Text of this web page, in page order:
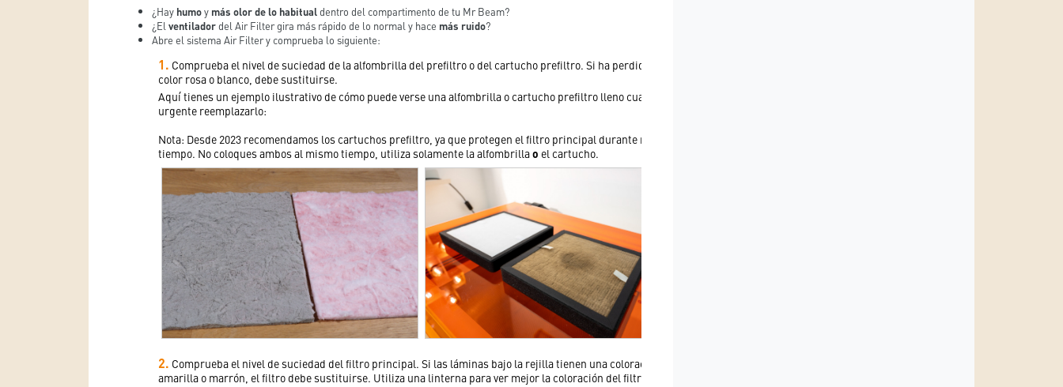
¿Hay humoy más olor de lo habitualdentro del compartimento de tu Mr Beam?
¿Elventiladordel Air Filter gira más rápido de lo normal y hace más ruido?
Abre el sistema Air Filter y comprueba lo siguiente:
1. Comprueba el nivel de suciedad de la alfombrilla del prefiltro o del cartucho prefiltro. Si ha perdido su
color rosa o blanco, debe sustituirse.
Aquí tienes un ejemplo ilustrativo de cómo puede verse una alfombrilla o cartucho prefiltro lleno cuando es
urgente reemplazarlo:
Nota: Desde 2023 recomendamos los cartuchos prefiltro, ya que protegen el filtro principal durante más
tiempo. No coloques ambos al mismo tiempo, utiliza solamente la alfombrillao el cartucho.
2. Comprueba el nivel de suciedad del filtro principal. Si las láminas bajo la rejilla tienen una coloración
amarilla o marrón, el filtro debe sustituirse. Utiliza una linterna para ver mejor la coloración del filtro.